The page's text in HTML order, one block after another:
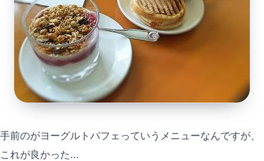
手前のがヨーグルトパフェっていうメニューなんですが、
これが良かった...